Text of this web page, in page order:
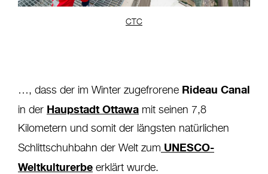
CTC
…, dass der im Winter zugefrorene Rideau Canal
in der Haupstadt Ottawa mit seinen 7,8
Kilometern und somit der längsten natürlichen
Schlittschuhbahn der Welt zum UNESCO-
Weltkulturerbe erklärt wurde.